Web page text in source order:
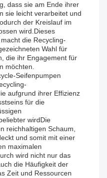
dass sie am Ende ihrer
sie leicht verarbeitet und
der Kreislauf im
wird.Dieses
die Recycling-
Wahl für
die ihr Engagement für
möchten.
Seifenpumpen
aufgrund ihrer Effizienz
für die
wirdDie
reichhaltigen Schaum,
und somit mit einer
maximalen
wird nicht nur das
die Häufigkeit der
Zeit und Ressourcen